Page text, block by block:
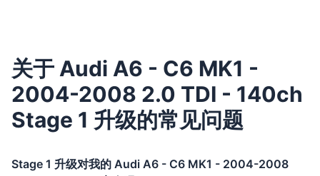
关于 Audi A6 - C6 MK1 -
2004-2008 2.0 TDI - 140ch
Stage 1 升级的常见问题
Stage 1 升级对我的 Audi A6 - C6 MK1 - 2004-2008